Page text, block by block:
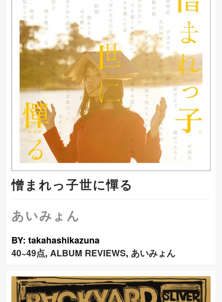
憎まれっ子世に憚る
あいみょん
BY: takahashikazuna
40~49点,ALBUM REVIEWS, あいみょん